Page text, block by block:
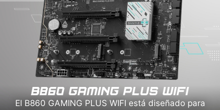
El B860 GAMING PLUS WIFI está diseñado para